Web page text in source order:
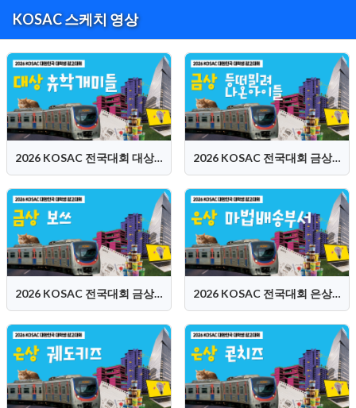
KOSAC 스케치 영상
2026 KOSAC 전국대회 대상 (휴학개미들) 2026 KOSAC 전국대회 금상 (등 떠밀려 나온 아이들)
2026 KOSAC 전국대회 금상 (보쓰) 2026 KOSAC 전국대회 은상 (마법배송부서)